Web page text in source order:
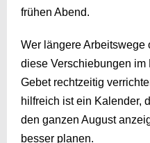
frühen Abend.
Wer längere Arbeitswege
diese Verschiebungen
Gebet rechtzeitig
hilfreich ist ein Kalender,
den ganzen August
besser planen.